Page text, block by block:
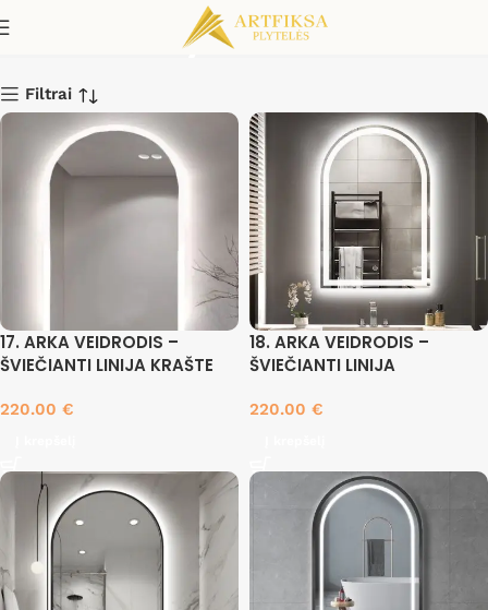
Šviečiantys veidrodžiai
Filtrai
17. ARKA VEIDRODIS –
ŠVIEČIANTI LINIJA KRAŠTE
220.00 €
18. ARKA VEIDRODIS –
ŠVIEČIANTI LINIJA
220.00 €